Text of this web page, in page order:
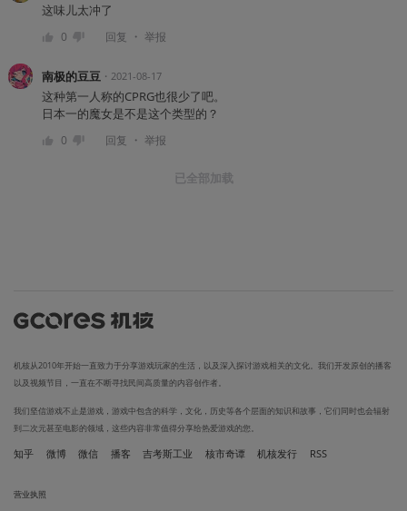
这味儿太冲了
0 回复 ・ 举报
南极的豆豆 ・ 2021-08-17
这种第一人称的CPRG也很少了吧。
日本一的魔女是不是这个类型的？
0 回复 ・ 举报
已全部加载
机核从2010年开始一直致力于分享游戏玩家的生活，以及深入探讨游戏相关的文化。我们开发原创的播客
以及视频节目，一直在不断寻找民间高质量的内容创作者。
我们坚信游戏不止是游戏，游戏中包含的科学，文化，历史等各个层面的知识和故事，它们同时也会辐射
到二次元甚至电影的领域，这些内容非常值得分享给热爱游戏的您。
知乎 微博 微信 播客 吉考斯工业 核市奇谭 机核发行 RSS
营业执照